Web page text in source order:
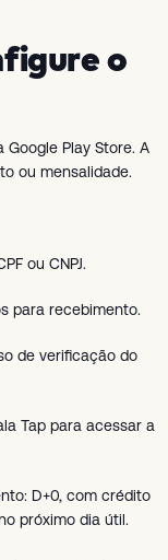
o
Google Play Store. A
ou mensalidade.
ou CNPJ.
para recebimento.
de verificação do
Tap para acessar a
D+0, com crédito
próximo dia útil.